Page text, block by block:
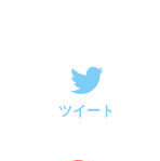
ツイート